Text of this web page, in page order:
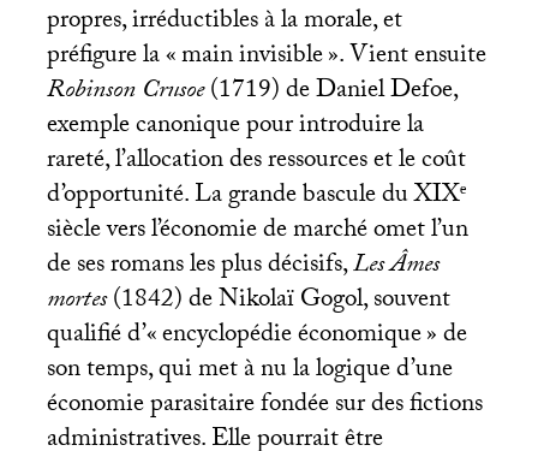
propres, irréductibles à la morale, et
préfigure la «main invisible». Vient ensuite
Robinson Crusoe(1719) de Daniel Defoe,
exemple canonique pour introduire la
rareté, l’allocation des ressources et le coût
d’opportunité. La grande bascule duXIXᵉ
siècle vers l’économie de marché omet l’un
de ses romans les plus décisifs,Les Âmes
mortes(1842) de Nikolaï Gogol, souvent
qualifié d’«encyclopédie économique» de
son temps, qui met à nu la logique d’une
économie parasitaire fondée sur des fictions
administratives. Elle pourrait être